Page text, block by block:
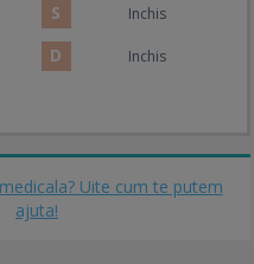
S Inchis
D Inchis
Uite cum te putem
ajuta!